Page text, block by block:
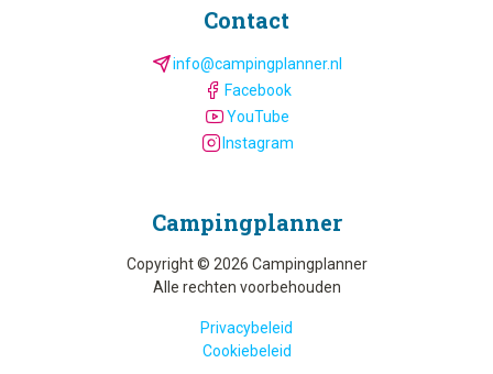
Contact
info@campingplanner.nl
Facebook
YouTube
Instagram
Camping­planner
Copyright © 2026 Campingplanner
Alle rechten voorbehouden
Privacybeleid
Cookiebeleid